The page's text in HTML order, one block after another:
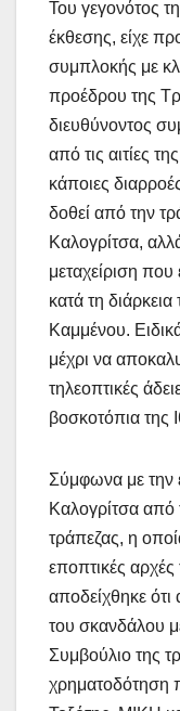
Του γεγονότος
έκθεσης, είχε
συμπλοκής με
προέδρου της
διευθύνοντος
από τις αιτίες
κάποιες
δοθεί από την
Καλογρίτσα,
μεταχείριση
κατά τη
Καμμένου.
μέχρι να
τηλεοπτικές
βοσκοτόπια της
Σύμφωνα με την
Καλογρίτσα από
τράπεζας, η
εποπτικές
αποδείχθηκε
του σκανδάλου
Συμβούλιο της
χρηματοδότηση